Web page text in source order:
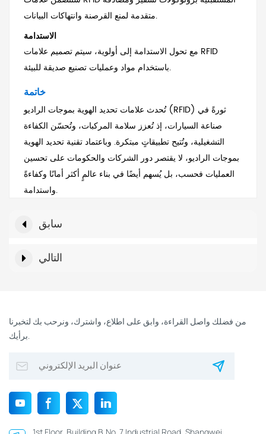
متقدمة لمنع القرصنة وانتهاكات البيانات.
الاستدامة
مع تحول الاستدامة إلى أولوية، سيتم تصميم علامات RFID
باستخدام مواد وعمليات تصنيع صديقة للبيئة.
خاتمة
تُحدث علامات تحديد الهوية بموجات الراديو (RFID) ثورةً في
صناعة السيارات، إذ تُعزز سلامة المركبات، وتُحسّن الكفاءة
التشغيلية، وتُتيح تطبيقاتٍ مبتكرة. وباعتماد تقنية تحديد الهوية
بموجات الراديو، لا يقتصر دور الشركات والحكومات على تحسين
العمليات فحسب، بل يُسهم أيضًا في بناء عالمٍ أكثر أمانًا وكفاءةً
واستدامة.
سابق
التالي
من فضلك واصل القراءة، وابق على اطلاع، واشترك، ونرحب بك لتخبرنا
1st Floor, Building B,No. 7 Industrial Road, Shangwei